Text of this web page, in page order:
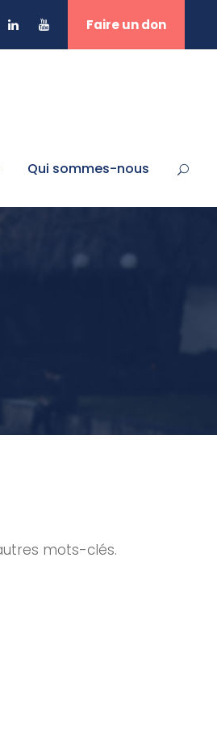
Faire un don
Qui sommes-nous
mots-clés.